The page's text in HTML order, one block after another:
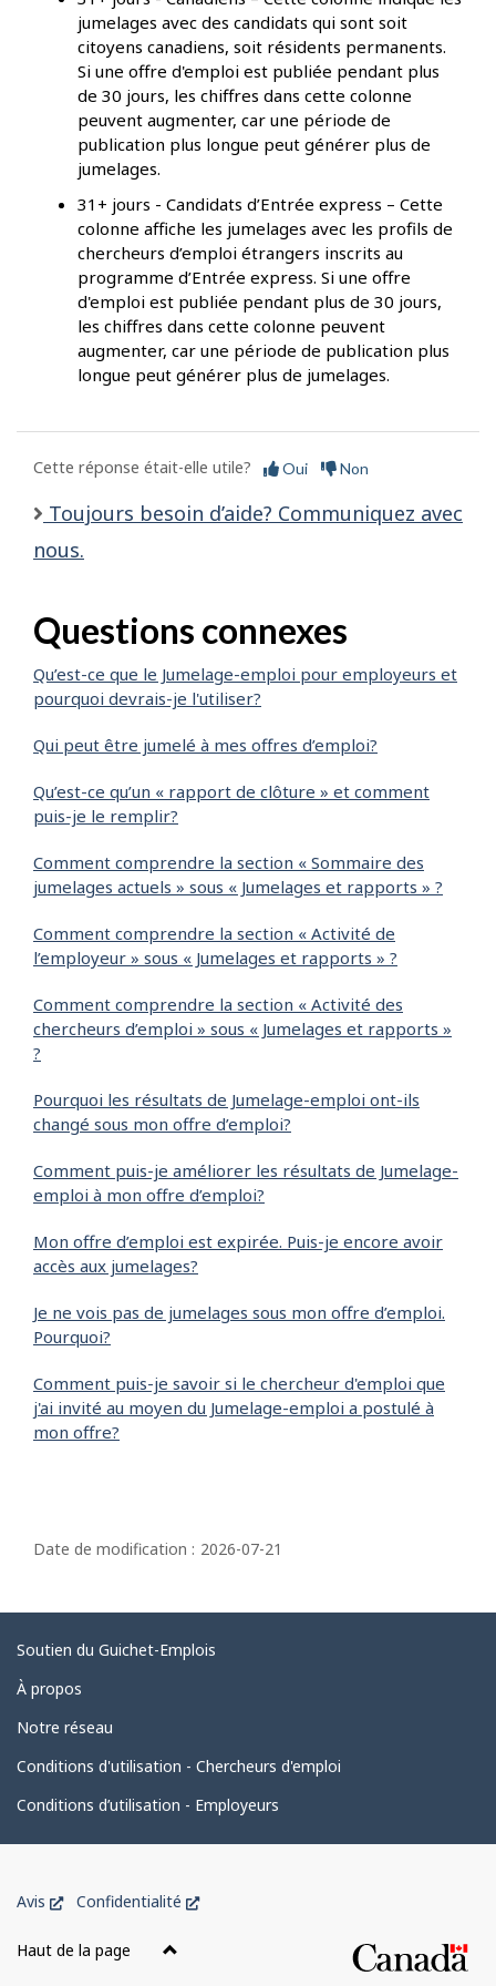
jumelages avec des candidats qui sont soit
citoyens canadiens, soit résidents permanents.
Si une offre d'emploi est publiée pendant plus
de 30 jours, les chiffres dans cette colonne
peuvent augmenter, car une période de
publication plus longue peut générer plus de
jumelages.
31+ jours - Candidats d’Entrée express – Cette
colonne affiche les jumelages avec les profils de
chercheurs d’emploi étrangers inscrits au
programme d’Entrée express. Si une offre
d'emploi est publiée pendant plus de 30 jours,
les chiffres dans cette colonne peuvent
augmenter, car une période de publication plus
longue peut générer plus de jumelages.
Cette réponse était-elle utile? Oui Non
Toujours besoin d’aide? Communiquez avec
nous.
Questions connexes
Qu’est-ce que le Jumelage-emploi pour employeurs et
pourquoi devrais-je l'utiliser?
Qui peut être jumelé à mes offres d’emploi?
Qu’est-ce qu’un « rapport de clôture » et comment
puis-je le remplir?
Comment comprendre la section « Sommaire des
jumelages actuels » sous « Jumelages et rapports » ?
Comment comprendre la section « Activité de
l’employeur » sous « Jumelages et rapports » ?
Comment comprendre la section « Activité des
chercheurs d’emploi » sous « Jumelages et rapports »
?
Pourquoi les résultats de Jumelage-emploi ont-ils
changé sous mon offre d’emploi?
Comment puis-je améliorer les résultats de Jumelage-
emploi à mon offre d’emploi?
Mon offre d’emploi est expirée. Puis-je encore avoir
accès aux jumelages?
Je ne vois pas de jumelages sous mon offre d’emploi.
Pourquoi?
Comment puis-je savoir si le chercheur d'emploi que
j'ai invité au moyen du Jumelage-emploi a postulé à
mon offre?
é
a
i
l
d
e
l
a
e
Date de modification : 2026-07-21
Liens
connexes
Soutien du Guichet-Emplois
À propos
Notre réseau
Conditions d'utilisation - Chercheurs d'emploi
Conditions d’utilisation - Employeurs
du
gouvernement
Avis
Ce
ouvrira
dans
Confidentialité
Ce
Haut de la page